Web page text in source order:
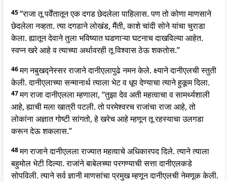
45“राजा तू पर्वेंतातून एक दगड छेदलेला पाहिलास. पण तो कोणा माणसाने
छेदलेला नव्हता. त्या दगडाने लोखंड, मैंती, काशे चांदी सोने यांचा चुराडा
केला. ह्यातून देवाने तुला भविष्यात घडणाऱ्या घटनाच दाखविल्या आहेत.
स्वप्न खरे आहे व त्याच्या अर्थावरही तू विश्वास ठेऊ शकतोस.”
46मग नबुखद्नेस्सर राजाने दानीएलापुढे नमन केले. क्ष्याने दानीएलची स्तुती
केली. दानीएलाच्या सन्मानार्थ त्याला भेट व धूप देण्याचा त्याने हुकूम दिला.
47मग राजा दानीएलला म्हणाला, “तुझा देव अती महत्वाचा व सामर्थ्यशाली
आहे, ह्याची मला खात्री पटली. तो परमेश्वरच राजांचा राजा आहे, तो
लोकांना अज्ञात गोष्टी सांगतो, हे खरेच आहे म्हणून तू रहस्याचा उलगडा
करून देऊ शकलास.”
48मग राजाने दानीएलला राज्यात महत्वाचे अधिकारपद दिले. त्याने त्याला
बहुमोल भेटी दिल्या. राजांने बाबेलच्या परगण्याची सत्ता दानीएलकडे
सोपविली. त्याने सर्व ज्ञानी माणसांचा प्रमुख म्हणून दानीएलची नेमणूक केली.